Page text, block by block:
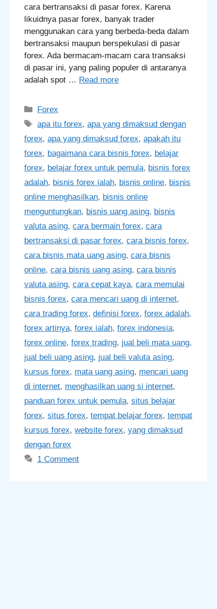
cara bertransaksi di pasar forex. Karena
likuidnya pasar forex, banyak trader
menggunakan cara yang berbeda-beda dalam
bertransaksi maupun berspekulasi di pasar
forex. Ada bermacam-macam cara transaksi
di pasar ini, yang paling populer di antaranya
adalah spot … Read more
Categories
Forex
Tags
apa itu forex,apa yang dimaksud dengan
forex, apa yang dimaksud forex, apakah itu
forex, bagaimana cara bisnis forex, belajar
forex, belajar forex untuk pemula, bisnis forex
adalah, bisnis forex ialah, bisnis online, bisnis
online menghasilkan, bisnis online
menguntungkan, bisnis uang asing, bisnis
valuta asing, cara bermain forex, cara
bertransaksi di pasar forex, cara bisnis forex,
cara bisnis mata uang asing, cara bisnis
online, cara bisnis uang asing, cara bisnis
valuta asing, cara cepat kaya, cara memulai
bisnis forex, cara mencari uang di internet,
cara trading forex, definisi forex, forex adalah,
forex artinya, forex ialah, forex indonesia,
forex online, forex trading, jual beli mata uang,
jual beli uang asing, jual beli valuta asing,
kursus forex, mata uang asing, mencari uang
di internet, menghasilkan uang si internet,
panduan forex untuk pemula, situs belajar
forex, situs forex, tempat belajar forex, tempat
kursus forex, website forex, yang dimaksud
dengan forex
1 Comment